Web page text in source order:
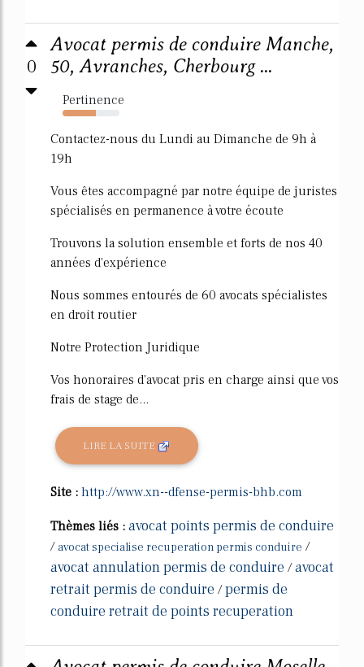
0
Avocat permis de conduire Manche,
50, Avranches, Cherbourg ...
Pertinence
59%
Contactez-nous du Lundi au Dimanche de 9h à
19h
Vous êtes accompagné par notre équipe de juristes
spécialisés en permanence à votre écoute
Trouvons la solution ensemble et forts de nos 40
années d'expérience
Nous sommes entourés de 60 avocats spécialistes
en droit routier
Notre Protection Juridique
Vos honoraires d'avocat pris en charge ainsi que vos
frais de stage de...
LIRE LA SUITE
Site : http://www.xn--dfense-permis-bhb.com
Thèmes liés : avocat points permis de conduire
/ avocat specialise recuperation permis conduire /
avocat annulation permis de conduire /avocat
retrait permis de conduire /permis de
conduire retrait de points recuperation